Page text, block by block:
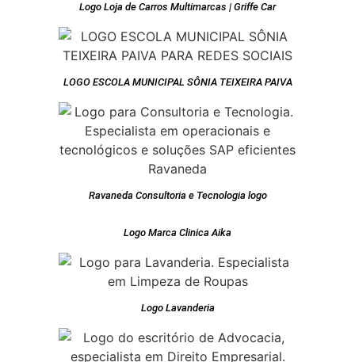
Logo Loja de Carros Multimarcas | Griffe Car
LOGO ESCOLA MUNICIPAL SÔNIA TEIXEIRA PAIVA
Ravaneda Consultoria e Tecnologia logo
Logo Marca Clinica Aika
Logo Lavanderia